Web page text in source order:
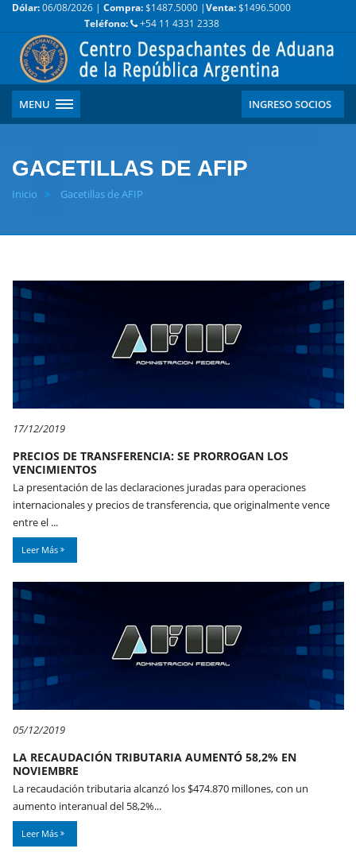
Dólar:06/08/2026 | Compra:$1487.5000 |Venta:$1496.5000
Teléfono:
+54 11 4331 2338
MENU INGRESO SOCIOS
GACETILLAS DE AFIP
Inicio Gacetillas de AFIP
17/12/2019
PRECIOS DE TRANSFERENCIA: SE PRORROGAN LOS
VENCIMIENTOS
La presentación de las declaraciones juradas para operaciones
internacionales y precios de transferencia, que originalmente vence
entre el ...
Leer Más
05/12/2019
LA RECAUDACIÓN TRIBUTARIA AUMENTÓ 58,2% EN
NOVIEMBRE
La recaudación tributaria alcanzó los $474.870 millones, con un
aumento interanual del 58,2%...
Leer Más